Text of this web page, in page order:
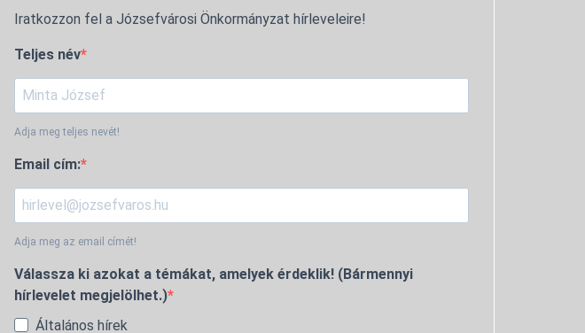
Iratkozzon fel a Józsefvárosi Önkormányzat hírleveleire!
Teljes név
Adja meg teljes nevét!
Email cím:
Adja meg az email címét!
Válassza ki azokat a témákat, amelyek érdeklik! (Bármennyi
hírlevelet megjelölhet.)
Általános hírek